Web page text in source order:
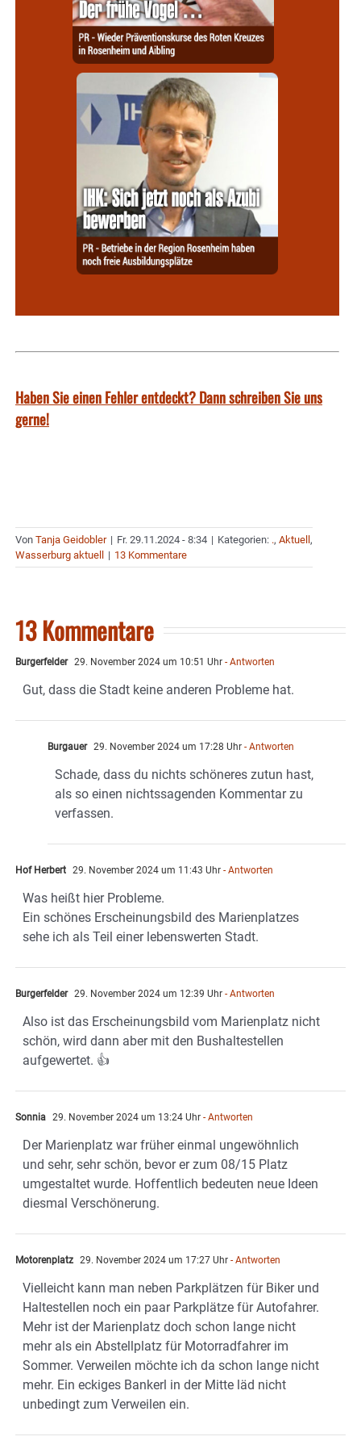
Haben Sie einen Fehler entdeckt? Dann schreiben Sie uns
gerne!
Von Tanja Geidobler | Fr. 29.11.2024 - 8:34 | Kategorien: ., Aktuell,
Wasserburg aktuell | 13 Kommentare
13 Kommentare
Burgerfelder 29. November 2024 um 10:51 Uhr - Antworten
Gut, dass die Stadt keine anderen Probleme hat.
Burgauer 29. November 2024 um 17:28 Uhr - Antworten
Schade, dass du nichts schöneres zutun hast,
als so einen nichtssagenden Kommentar zu
verfassen.
Hof Herbert 29. November 2024 um 11:43 Uhr - Antworten
Was heißt hier Probleme.
Ein schönes Erscheinungsbild des Marienplatzes
sehe ich als Teil einer lebenswerten Stadt.
Burgerfelder 29. November 2024 um 12:39 Uhr - Antworten
Also ist das Erscheinungsbild vom Marienplatz nicht
schön, wird dann aber mit den Bushaltestellen
aufgewertet. 👍
Sonnia 29. November 2024 um 13:24 Uhr - Antworten
Der Marienplatz war früher einmal ungewöhnlich
und sehr, sehr schön, bevor er zum 08/15 Platz
umgestaltet wurde. Hoffentlich bedeuten neue Ideen
diesmal Verschönerung.
Motorenplatz 29. November 2024 um 17:27 Uhr - Antworten
Vielleicht kann man neben Parkplätzen für Biker und
Haltestellen noch ein paar Parkplätze für Autofahrer.
Mehr ist der Marienplatz doch schon lange nicht
mehr als ein Abstellplatz für Motorradfahrer im
Sommer. Verweilen möchte ich da schon lange nicht
mehr. Ein eckiges Bankerl in der Mitte läd nicht
unbedingt zum Verweilen ein.